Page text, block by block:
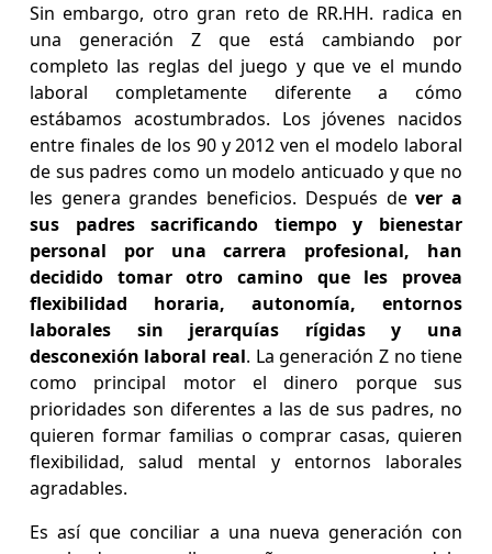
Sin embargo, otro gran reto de RR.HH. radica en
una generación Z que está cambiando por
completo las reglas del juego y que ve el mundo
laboral completamente diferente a cómo
estábamos acostumbrados. Los jóvenes nacidos
entre finales de los 90 y 2012 ven el modelo laboral
de sus padres como un modelo anticuado y que no
les genera grandes beneficios. Después dever a
sus padres sacrificando tiempo y bienestar
personal por una carrera profesional, han
decidido tomar otro camino que les provea
flexibilidad horaria, autonomía, entornos
laborales sin jerarquías rígidas y una
desconexión laboral real. La generación Z no tiene
como principal motor el dinero porque sus
prioridades son diferentes a las de sus padres, no
quieren formar familias o comprar casas, quieren
flexibilidad, salud mental y entornos laborales
agradables.
Es así que conciliar a una nueva generación con